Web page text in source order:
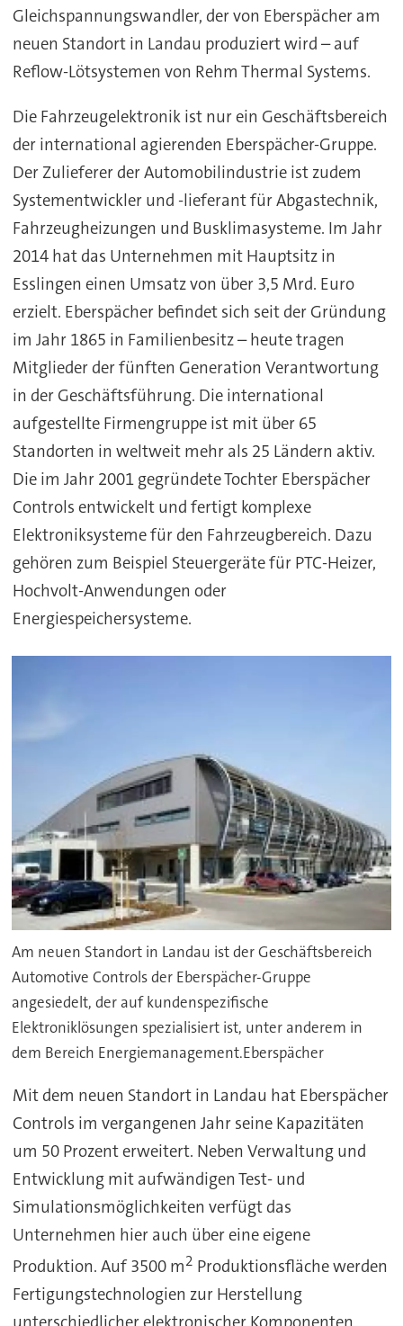
Gleichspannungswandler, der von Eberspächer am
neuen Standort in Landau produziert wird – auf
Reflow-Lötsystemen von Rehm Thermal Systems.
Die Fahrzeugelektronik ist nur ein Geschäftsbereich
der international agierenden Eberspächer-Gruppe.
Der Zulieferer der Automobilindustrie ist zudem
Systementwickler und -lieferant für Abgastechnik,
Fahrzeugheizungen und Busklimasysteme. Im Jahr
2014 hat das Unternehmen mit Hauptsitz in
Esslingen einen Umsatz von über 3,5 Mrd. Euro
erzielt. Eberspächer befindet sich seit der Gründung
im Jahr 1865 in Familienbesitz – heute tragen
Mitglieder der fünften Generation Verantwortung
in der Geschäftsführung. Die international
aufgestellte Firmengruppe ist mit über 65
Standorten in weltweit mehr als 25 Ländern aktiv.
Die im Jahr 2001 gegründete Tochter Eberspächer
Controls entwickelt und fertigt komplexe
Elektroniksysteme für den Fahrzeugbereich. Dazu
gehören zum Beispiel Steuergeräte für PTC-Heizer,
Hochvolt-Anwendungen oder
Energiespeichersysteme.
Am neuen Standort in Landau ist der Geschäftsbereich
Automotive Controls der Eberspächer-Gruppe
angesiedelt, der auf kundenspezifische
Elektroniklösungen spezialisiert ist, unter anderem in
dem Bereich Energiemanagement.Eberspächer
Mit dem neuen Standort in Landau hat Eberspächer
Controls im vergangenen Jahr seine Kapazitäten
um 50 Prozent erweitert. Neben Verwaltung und
Entwicklung mit aufwändigen Test- und
Simulationsmöglichkeiten verfügt das
Unternehmen hier auch über eine eigene
Produktion. Auf 3500 m2 Produktionsfläche werden
Fertigungstechnologien zur Herstellung